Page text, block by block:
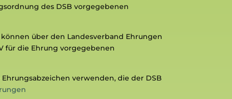
des DSBvorgegebenen
über den Landesverband Ehrungen
für die Ehrung vorgegebenen
verwenden, die der DSB